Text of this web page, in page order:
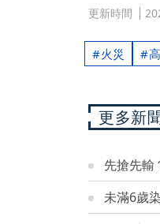
更新時間
火災
更多新
先搶先輸
未滿6歲